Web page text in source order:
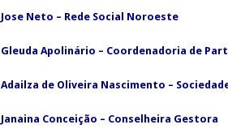
Jose Neto – Rede Social Noroeste
Gleuda Apolinário – Coordenadoria de
Adailza de Oliveira Nascimento –
Janaina Conceição – Conselheira Gestora